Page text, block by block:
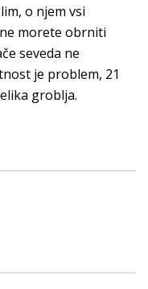
o njem vsi
morete obrniti
seveda ne
je problem, 21
groblja.